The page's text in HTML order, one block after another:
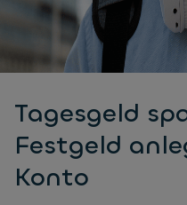
Tagesgeld
Festgeld
Konto